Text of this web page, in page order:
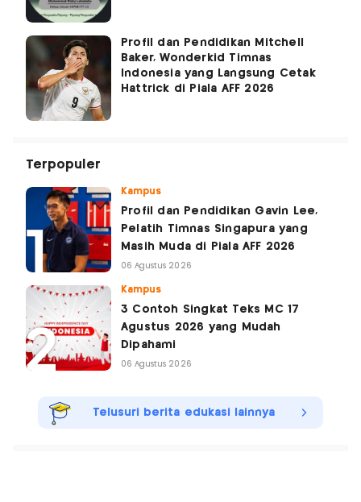
Profil dan Pendidikan Mitchell
Baker, Wonderkid Timnas
Indonesia yang Langsung Cetak
Hattrick di Piala AFF 2026
Terpopuler
Kampus
Profil dan Pendidikan Gavin Lee,
Pelatih Timnas Singapura yang
Masih Muda di Piala AFF 2026
06 Agustus 2026
Kampus
3 Contoh Singkat Teks MC 17
Agustus 2026 yang Mudah
Dipahami
06 Agustus 2026
Telusuri berita edukasi lainnya